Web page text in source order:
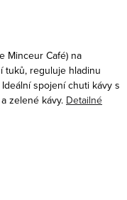
Minceur Café) na
tuků, reguluje hladinu
spojení chuti kávy s
zelené kávy. Detailné